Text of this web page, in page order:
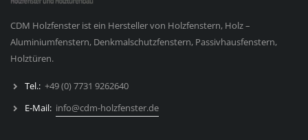
CDM Holzfenster ist ein Hersteller von Holzfenstern, Holz –
Aluminiumfenstern, Denkmalschutzfenstern, Passivhausfenstern,
Holztüren.
Tel.: +49 (0) 7731 9262640
E-Mail: info@cdm-holzfenster.de